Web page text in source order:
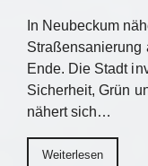
In Neubeckum
Straßensanierung
Ende. Die Stadt
Sicherheit, Grün
nähert sich…
Weiterlesen